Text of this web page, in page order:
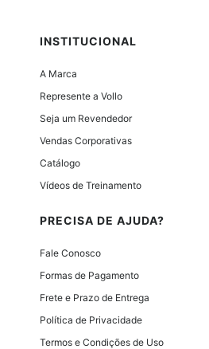
INSTITUCIONAL
A Marca
Represente a Vollo
Seja um Revendedor
Vendas Corporativas
Catálogo
Vídeos de Treinamento
PRECISA DE AJUDA?
Fale Conosco
Formas de Pagamento
Frete e Prazo de Entrega
Política de Privacidade
Termos e Condições de Uso